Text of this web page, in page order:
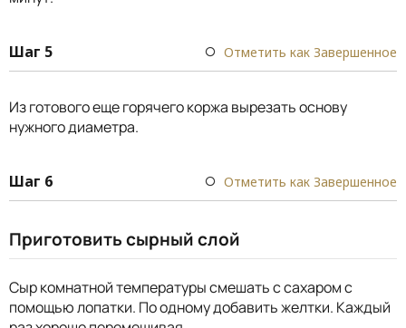
Шаг 5 Отметить как Завершенное
Из готового еще горячего коржа вырезать основу
нужного диаметра.
Шаг 6 Отметить как Завершенное
Приготовить сырный слой
Сыр комнатной температуры смешать с сахаром с
помощью лопатки. По одному добавить желтки. Каждый